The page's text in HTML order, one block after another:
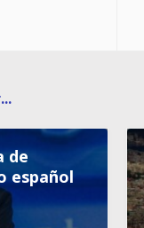
de
español